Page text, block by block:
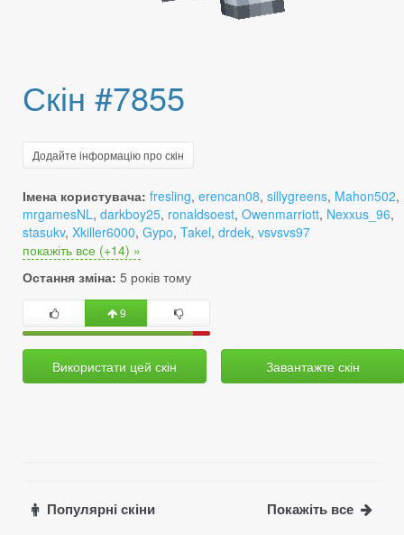
Скін #7855
Додайте інформацію про скін
Імена користувача: fresling, erencan08, sillygreens, Mahon502,
mrgamesNL, darkboy25, ronaldsoest, Owenmarriott, Nexxus_96,
stasukv, Xkiller6000, Gypo, Takel, drdek, vsvsvs97
покажіть все (+14) »
Остання зміна: 5 років тому
9
Використати цей скін Завантажте скін
Популярні скіни Покажіть все